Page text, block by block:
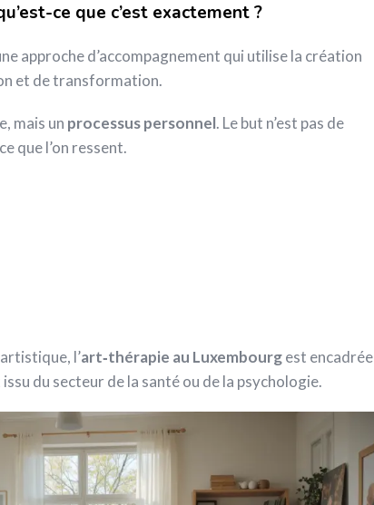
ce que c’est exactement ?
approche d’accompagnement qui utilise la création
et de transformation.
mais un processus personnel. Le but n’est pas de
que l’on ressent.
l’art‑thérapie au Luxembourgest encadrée
du secteur de la santé ou de la psychologie.